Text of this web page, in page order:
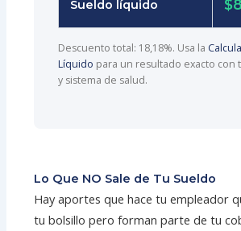
Sueldo líquido
Descuento total: 18,18%. Usa la
Líquido para un resultado exacto con
y sistema de salud.
Lo Que NO Sale de Tu Sueldo
Hay aportes que hace tu empleador
tu bolsillo pero forman parte de tu